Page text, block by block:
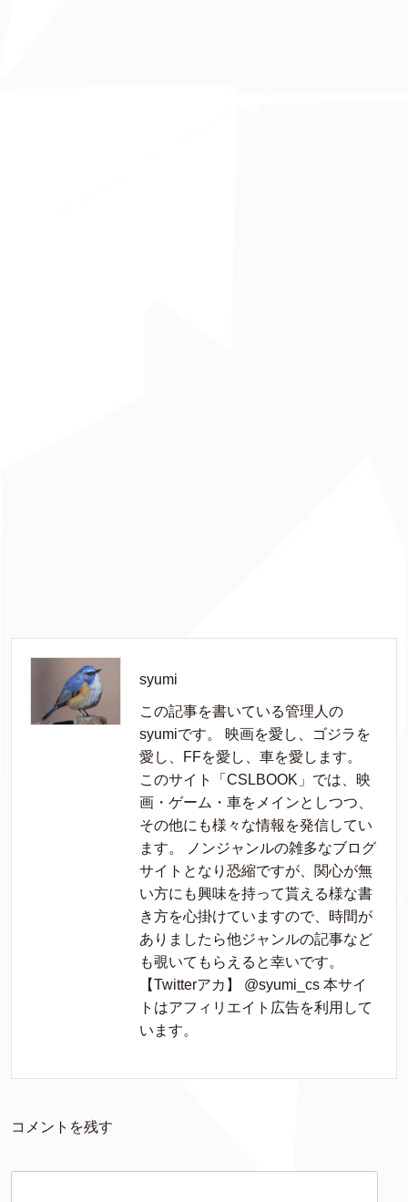
syumi
この記事を書いている管理人の
syumiです。 映画を愛し、ゴジラを
愛し、FFを愛し、車を愛します。
このサイト「CSLBOOK」では、映
画・ゲーム・車をメインとしつつ、
その他にも様々な情報を発信してい
ます。 ノンジャンルの雑多なブログ
サイトとなり恐縮ですが、関心が無
い方にも興味を持って貰える様な書
き方を心掛けていますので、時間が
ありましたら他ジャンルの記事など
も覗いてもらえると幸いです。
【Twitterアカ】 @syumi_cs 本サイ
トはアフィリエイト広告を利用して
います。
コメントを残す